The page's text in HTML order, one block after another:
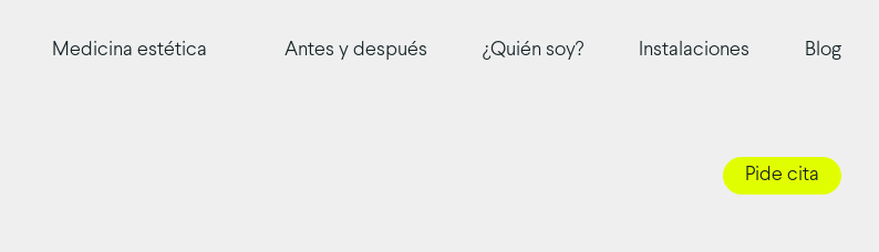
Medicina estética Antes y después ¿Quién soy? Instalaciones Blog
Pide cita